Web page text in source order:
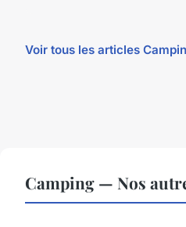
Voir tous les articles
Camping — Nos